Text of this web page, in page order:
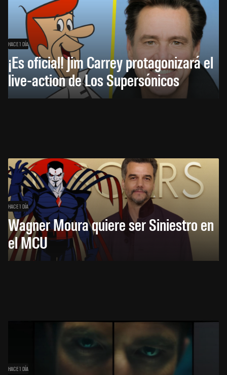
HACE 1 DÍA
¡Es oficial! Jim Carrey protagonizará el
live-action de Los Supersónicos
HACE 1 DÍA
Wagner Moura quiere ser Siniestro en
el MCU
HACE 1 DÍA